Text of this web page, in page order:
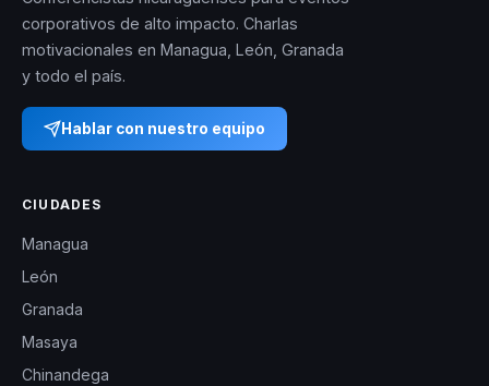
corporativos de alto impacto. Charlas
motivacionales en Managua, León, Granada
y todo el país.
Hablar con nuestro equipo
CIUDADES
Managua
León
Granada
Masaya
Chinandega